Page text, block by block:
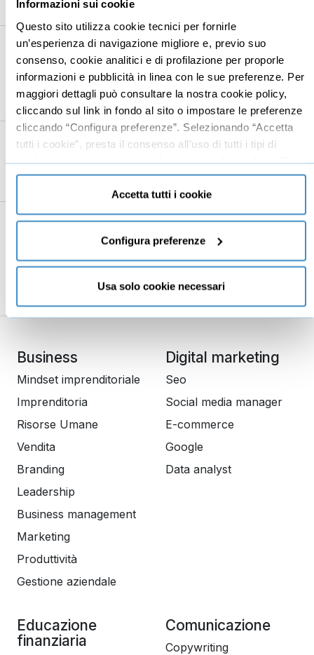
Informazioni sui cookie
Questo sito utilizza cookie tecnici per fornirle
un’esperienza di navigazione migliore e, previo suo
consenso, cookie analitici e di profilazione per proporle
informazioni e pubblicità in linea con le sue preferenze. Per
maggiori dettagli può consultare la nostra cookie policy,
cliccando sul link in fondo al sito o impostare le preferenze
cliccando “Configura preferenze”. Selezionando “Accetta
tutti i cookie”, presta il consenso all’uso di tutti i tipi di
cookie mentre può revocare il consenso cliccando su “Usa
solo cookie necessari” e saranno attivati i soli cookie
tecnici necessari al corretto funzionamento del sito.
Accetta tutti i cookie
Configura preferenze
Usa solo cookie necessari
6 A cosa stare attenti
Passaporto dell'immobile: documentazione
necessaria
03:49
Gratis Conoscere la "provenienza" dell'immobile 01:27
7 Spunti per finanziare l'investimento 02:51
Come ragionare con le banche 01:57
Possibili modelli di partnership
8 Spunti per concludere l'investimento 08:37
Come vendere velocemente l'immobile
Conclusione 01:43
Business
Mindset imprenditoriale
Imprenditoria
Risorse Umane
Vendita
Branding
Leadership
Business management
Marketing
Produttività
Gestione aziendale
Digital marketing
Seo
Social media manager
E-commerce
Google
Data analyst
Educazione
finanziaria
Comunicazione
Copywriting